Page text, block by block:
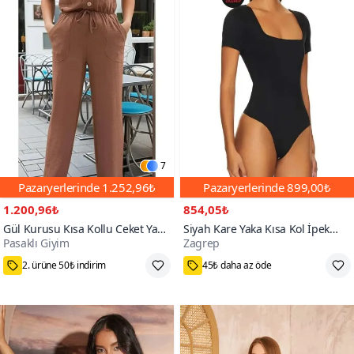
7
Pazaryerlerinde 1.252,96₺
1.200,96₺
Gül Kurusu Kısa Kollu Ceket Yaka
Düğmeli Beli Büzgülü Tulum
Pasaklı Giyim
75₺ Kupon Fırsatı
Pazaryerlerinde899,00₺
854,05₺
Siyah Kare Yaka Kısa Kol İpek
Jarse Bodysuit
Zagrep
M,L,XS,S